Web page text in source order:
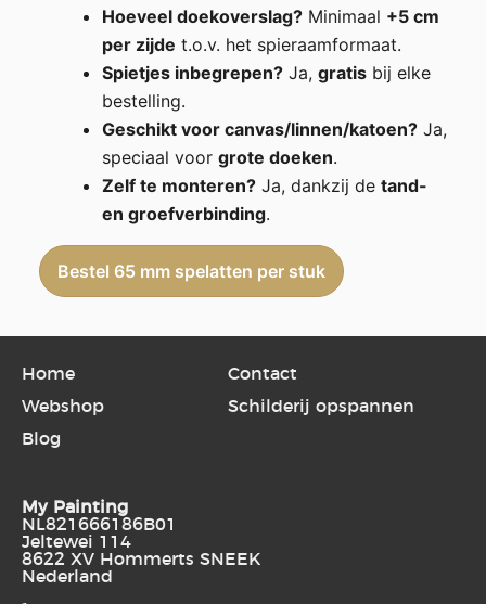
Hoeveel doekoverslag? Minimaal +5 cm
per zijde t.o.v. het spieraamformaat.
Spietjes inbegrepen? Ja, gratis bij elke
bestelling.
Geschikt voor canvas/linnen/katoen? Ja,
speciaal voor grote doeken.
Zelf te monteren? Ja, dankzij de tand-
en groefverbinding.
Bestel 65 mm spelatten per stuk
Home
Contact
Webshop
Schilderij opspannen
Blog
My Painting
NL821666186B01
Jeltewei 114
8622 XV Hommerts SNEEK
Nederland